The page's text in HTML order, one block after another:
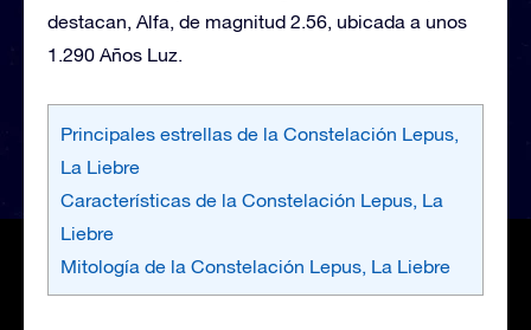
destacan, Alfa, de magnitud 2.56, ubicada a unos
1.290 Años Luz.
Principales estrellas de la Constelación Lepus,
La Liebre
Características de la Constelación Lepus, La
Liebre
Mitología de la Constelación Lepus, La Liebre